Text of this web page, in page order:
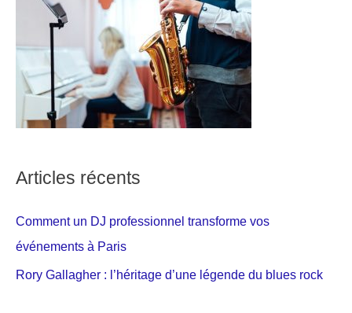
Articles récents
Comment un DJ professionnel transforme vos
événements à Paris
Rory Gallagher : l’héritage d’une légende du blues rock